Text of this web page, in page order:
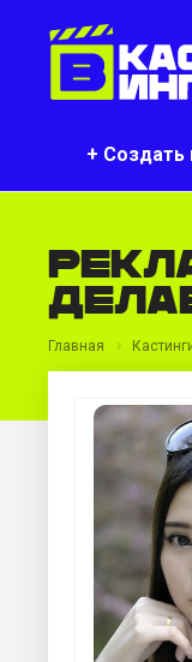
+ Создать
Главная